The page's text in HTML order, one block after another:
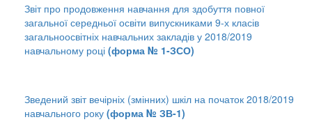
Звіт про продовження навчання для здобуття повної
загальної середньої освіти випускниками 9-х класів
загальноосвітніх навчальних закладів у 2018/2019
навчальному році (форма № 1-ЗСО)
Зведений звіт вечірніх (змінних) шкіл на початок 2018/2019
навчального року (форма № ЗВ-1)